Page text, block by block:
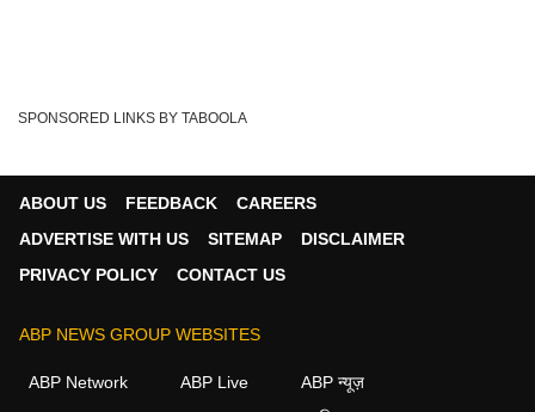
Written By :वंशिका शर्मा
09 May 2026 09:09 PM (IST)
SPONSORED LINKS BY TABOOLA
ABOUT US FEEDBACK
CAREERS
ADVERTISE WITH US
SITEMAP
DISCLAIMER
PRIVACY POLICY
CONTACT US
ABP NEWS GROUP WEBSITES
ABP Network ABP Live
ABP न्यूज़